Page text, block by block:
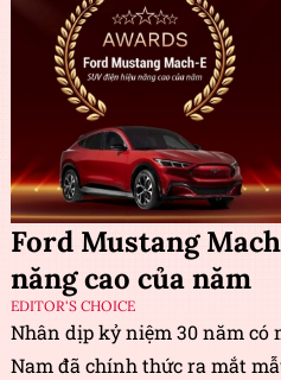
Ford Mustang
năng cao của năm
EDITOR'S CHOICE
Nhân dịp kỷ niệm 30 năm có
Nam đã chính thức ra mắt